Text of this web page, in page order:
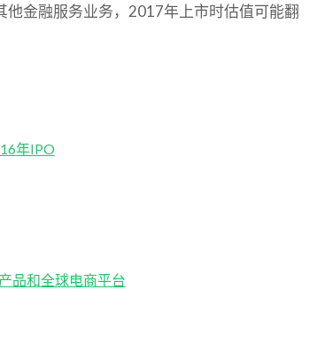
他金融服务业务，2017年上市时估值可能翻
年IPO
品和全球电商平台